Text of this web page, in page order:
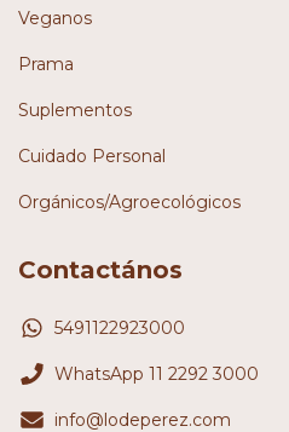
Veganos
Prama
Suplementos
Cuidado Personal
Orgánicos/Agroecológicos
Contactános
5491122923000
WhatsApp 11 2292 3000
info@lodeperez.com